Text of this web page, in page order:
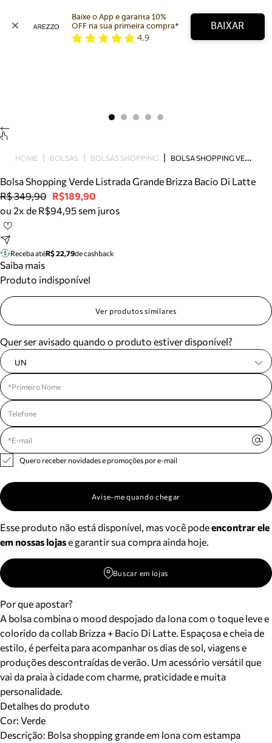
Bolsa
Tamanco
Tênis
Mule
Tire dúvidas sobre pedidos, devoluções e mais.
Meus pedidos
Acompanhe seus pedidos e solicite devoluções.
Baixe o App e garanta 10%
OFF na sua primeira compra*
4,9
BAIXAR
HOME BOLSAS BOLSAS SHOPPING B
OLSA SHOPPING VERDE LISTRADA GRANDE BRIZZA BACIO DI LATTE
Bolsa Shopping Verde Listrada Grande Brizza Bacio Di Latte
R$ 349,90 R$189,90
ou 2x de R$94,95 sem juros
Receba atéR$ 22,79de cashback
Saiba mais
Produto indisponível
Ver produtos similares
Quer ser avisado quando o produto estiver disponível?
UN
Quero receber novidades e promoções por e-mail
Avise-me quando chegar
Esse produto não está disponível, mas você podeencontrar ele
em nossas lojase garantir sua compra ainda hoje.
Buscar em lojas
Por que apostar?
A bolsa combina o mood despojado da lona com o toque leve e
colorido da collab Brizza + Bacio Di Latte. Espaçosa e cheia de
estilo, é perfeita para acompanhar os dias de sol, viagens e
produções descontraídas de verão. Um acessório versátil que
vai da praia à cidade com charme, praticidade e muita
personalidade.
Detalhes do produto
Cor: Verde
Descrição: Bolsa shopping grande em lona com estampa